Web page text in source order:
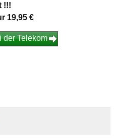
!!!
19,95 €
der Telekom